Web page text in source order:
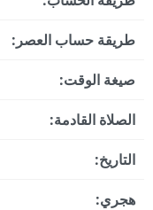
طريقة حساب العصر:
صيغة الوقت:
الصلاة القادمة:
التاريخ:
هجري: